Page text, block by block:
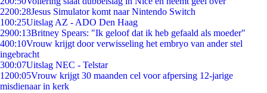
2200:28Jesus Simulator komt naar Nintendo Switch
100:25Uitslag AZ - ADO Den Haag
2900:13Britney Spears: "Ik geloof dat ik heb gefaald als moeder"
400:10Vrouw krijgt door verwisseling het embryo van ander stel
ingebracht
300:07Uitslag NEC - Telstar
1200:05Vrouw krijgt 30 maanden cel voor afpersing 12-jarige
misdienaar in kerk